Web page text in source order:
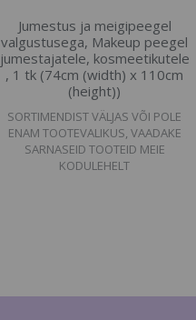
Jumestus ja meigipeegel
valgustusega, Makeup peegel
jumestajatele, kosmeetikutele
, 1 tk (74cm (width) x 110cm
(height))
SORTIMENDIST VÄLJAS VÕI POLE
ENAM TOOTEVALIKUS, VAADAKE
SARNASEID TOOTEID MEIE
KODULEHELT